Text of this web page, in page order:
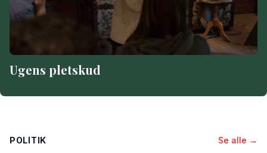
Ugens pletskud
POLITIK Se alle →